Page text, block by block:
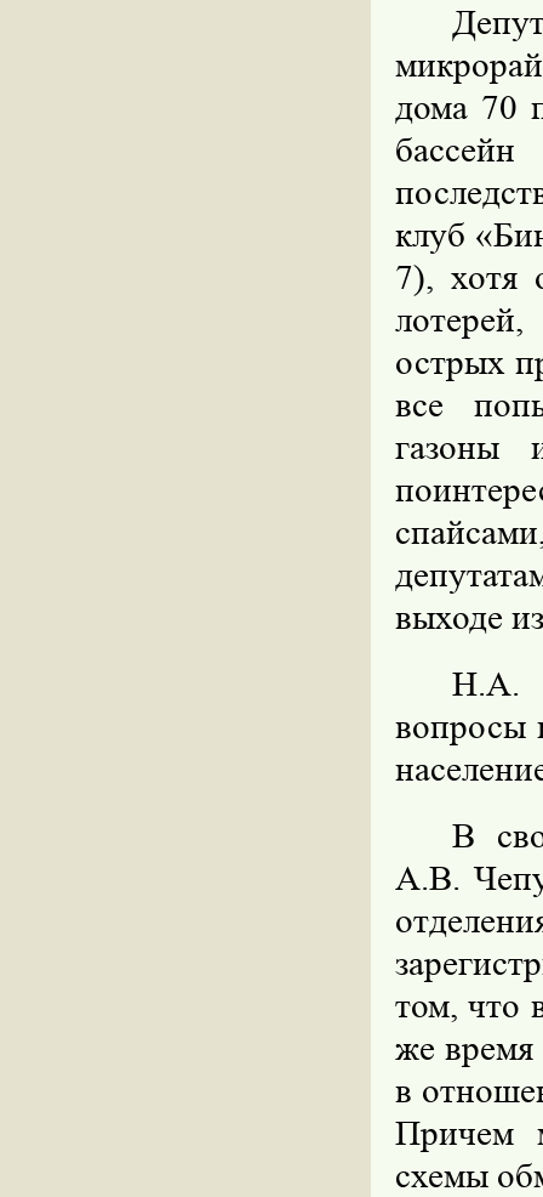
дома 70
клуб
7), хотя
острых
все
газоны
выходе
Н.А.
вопросы
В
А.В.
том, что
же
в
Причем
схемы